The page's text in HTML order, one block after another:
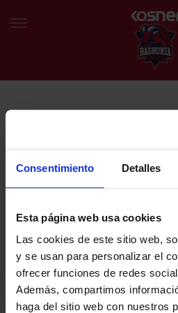
Consentimiento Detalles
Esta página web usa cookies
Las cookies de este sitio web,
y se usan para personalizar el
ofrecer funciones de redes
Además, compartimos
haga del sitio web con nuestros
BERRIAK
Egin bat gure harmaila birtualarekin
azken albiste eta promozioen berri
Baskoniaren Pribatutasun politika
Baskoniaren jarduerei, produktuei,
eta/edo sustapenei buruzko
DENDA OFIZIALA BASKONIA
SARRERAK